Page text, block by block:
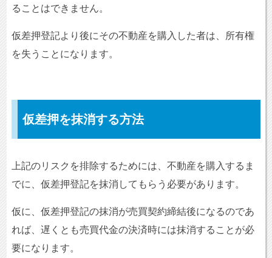
ることはできません。
仮差押登記より後にその不動産を購入した者は、所有権
を失うことになります。
仮差押を抹消する方法
上記のリスクを排除するためには、不動産を購入するま
でに、仮差押登記を抹消してもらう必要があります。
仮に、仮差押登記の抹消が売買契約締結後になるのであ
れば、遅くとも売買代金の決済時には抹消することが必
要になります。